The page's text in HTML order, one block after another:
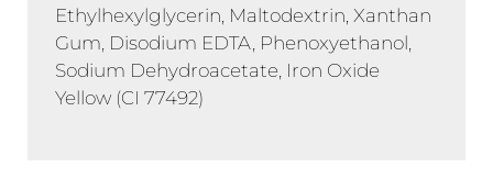
Ethylhexylglycerin, Maltodextrin, Xanthan
Gum, Disodium EDTA, Phenoxyethanol,
Sodium Dehydroacetate, Iron Oxide
Yellow (CI 77492)